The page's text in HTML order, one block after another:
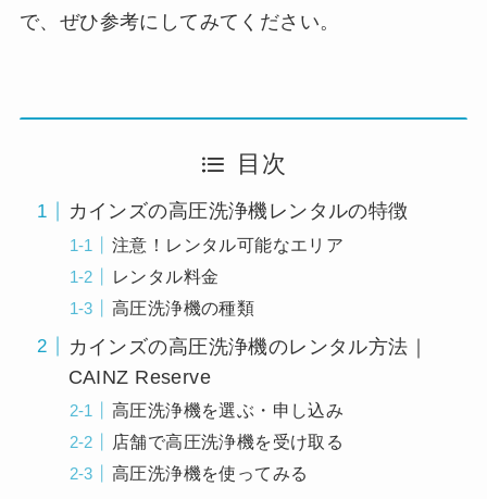
で、ぜひ参考にしてみてください。
目次
カインズの高圧洗浄機レンタルの特徴
注意！レンタル可能なエリア
レンタル料金
高圧洗浄機の種類
カインズの高圧洗浄機のレンタル方法｜
CAINZ Reserve
高圧洗浄機を選ぶ・申し込み
店舗で高圧洗浄機を受け取る
高圧洗浄機を使ってみる